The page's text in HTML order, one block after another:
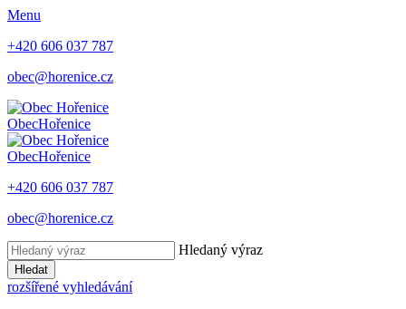
Menu
+420 606 037 787
obec@horenice.cz
ObecHořenice
ObecHořenice
+420 606 037 787
obec@horenice.cz
Hledaný výraz
Hledat
rozšířené vyhledávání